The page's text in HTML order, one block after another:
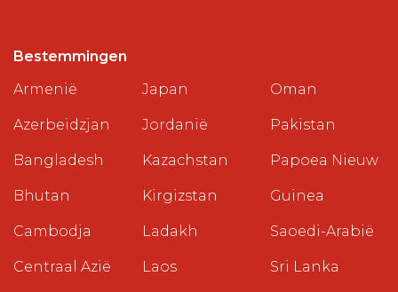
Bestemmingen
Armenië
Azerbeidzjan
Bangladesh
Bhutan
Cambodja
Centraal Azië
Japan
Jordanië
Kazachstan
Kirgizstan
Ladakh
Laos
Oman
Pakistan
Papoea Nieuw
Guinea
Saoedi-Arabië
Sri Lanka